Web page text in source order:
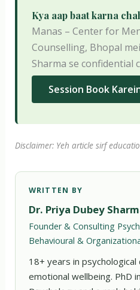
Kya aap baat karna
Manas – Center for
Counselling, Bhopal
Sharma se confidential
Session Book
Disclaimer: Yeh article sirf
WRITTEN BY
Dr. Priya Dubey
Founder & Consulting
Behavioural &
18+ years in psychological
emotional wellbeing. PhD